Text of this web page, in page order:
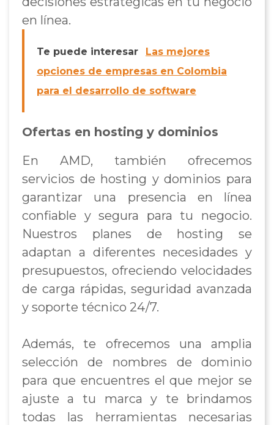
en línea.
Te puede interesar
Las mejores
opciones de empresas en Colombia
para el desarrollo de software
Ofertas en hosting y dominios
En AMD, también ofrecemos
servicios de hosting y dominios para
garantizar una presencia en línea
confiable y segura para tu negocio.
Nuestros planes de hosting se
adaptan a diferentes necesidades y
presupuestos, ofreciendo velocidades
de carga rápidas, seguridad avanzada
y soporte técnico 24/7.
Además, te ofrecemos una amplia
selección de nombres de dominio
para que encuentres el que mejor se
ajuste a tu marca y te brindamos
todas las herramientas necesarias